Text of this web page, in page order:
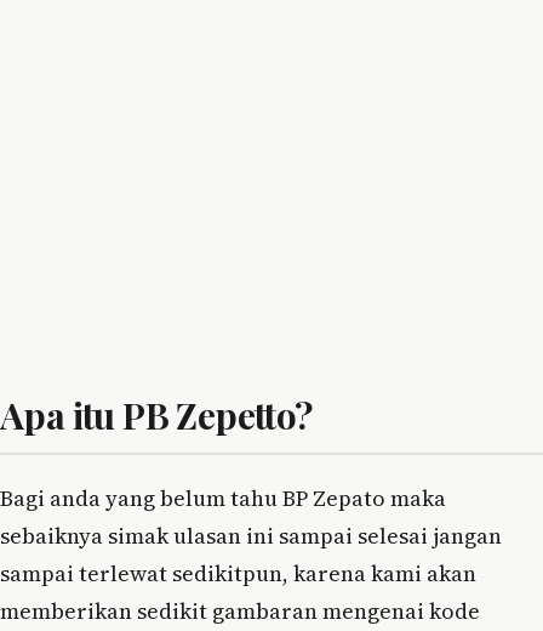
Apa itu PB Zepetto?
Bagi anda yang belum tahu BP Zepato maka
sebaiknya simak ulasan ini sampai selesai jangan
sampai terlewat sedikitpun, karena kami akan
memberikan sedikit gambaran mengenai kode